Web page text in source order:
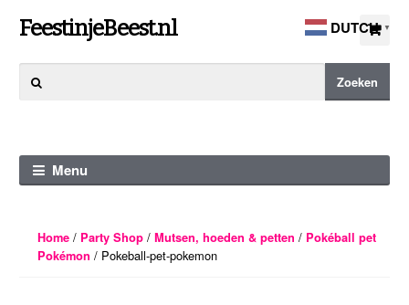
Ga
naar
navigatie
Ga
naar
de
FeestinjeBeest.nl
naar:
Zoeken
Menu
Home/ Party Shop/ Mutsen, hoeden & petten / Pokéball pet
Pokémon / Pokeball-pet-pokemon
DUTCH ▼